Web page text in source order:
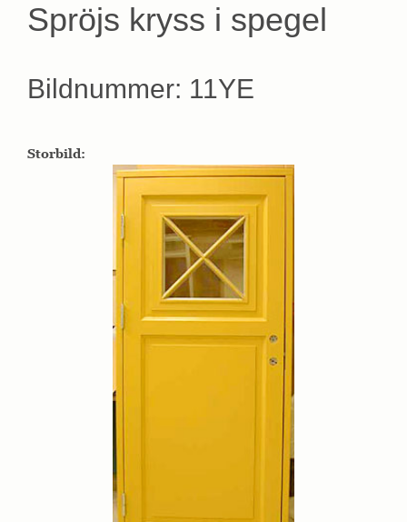
Spröjs kryss i spegel
Bildnummer: 11YE
Storbild: